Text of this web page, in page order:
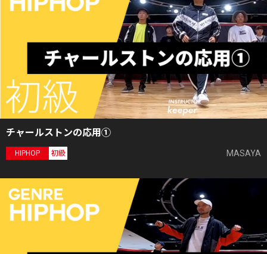
チャールストンの応用①
HIPHOP 初級 MASAYA